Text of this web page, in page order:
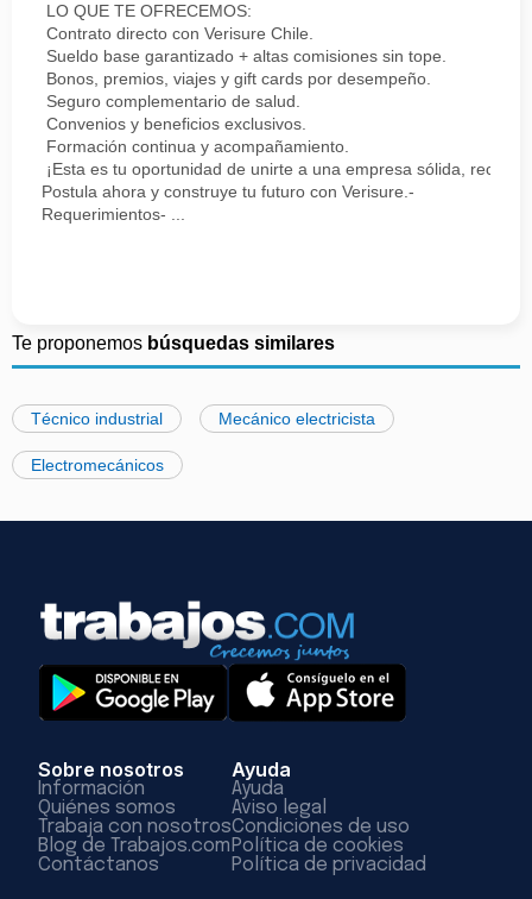
LO QUE TE OFRECEMOS:
Contrato directo con Verisure Chile.
Sueldo base garantizado + altas comisiones sin tope.
Bonos, premios, viajes y gift cards por desempeño.
Seguro complementario de salud.
Convenios y beneficios exclusivos.
Formación continua y acompañamiento.
¡Esta es tu oportunidad de unirte a una empresa sólida,
Postula ahora y construye tu futuro con Verisure.-
Requerimientos- ...
Te proponemos búsquedas similares
Técnico industrial Mecánico electricista
Electromecánicos
Sobre nosotros
Información
Quiénes somos
Trabaja con nosotros
Blog de Trabajos.com
Contáctanos
Ayuda
Ayuda
Aviso legal
Condiciones de uso
Política de cookies
Política de privacidad